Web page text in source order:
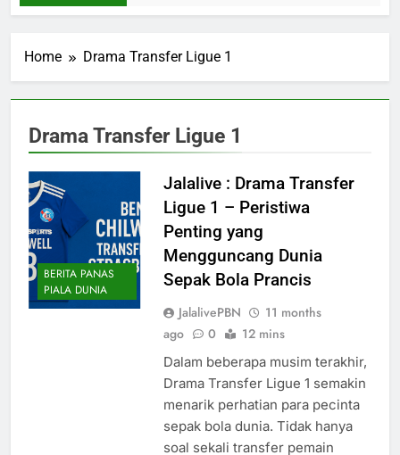
Home Drama Transfer Ligue 1
Drama Transfer Ligue 1
BERITA PANAS
PIALA DUNIA
Jalalive : Drama Transfer
Ligue 1 – Peristiwa
Penting yang
Mengguncang Dunia
Sepak Bola Prancis
JalalivePBN
11 months
ago
0 12 mins
Dalam beberapa musim terakhir,
Drama Transfer Ligue 1 semakin
menarik perhatian para pecinta
sepak bola dunia. Tidak hanya
soal sekali transfer pemain